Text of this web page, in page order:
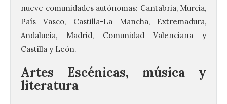
nueve comunidades autónomas: Cantabria, Murcia,
País Vasco, Castilla-La Mancha, Extremadura,
Andalucía, Madrid, Comunidad Valenciana y
Castilla y León.
Artes Escénicas, música y
literatura